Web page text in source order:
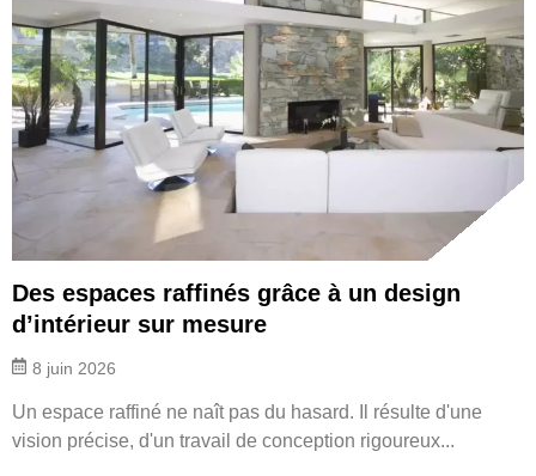
Des espaces raffinés grâce à un design
d’intérieur sur mesure
8 juin 2026
Un espace raffiné ne naît pas du hasard. Il résulte d'une
vision précise, d'un travail de conception rigoureux...